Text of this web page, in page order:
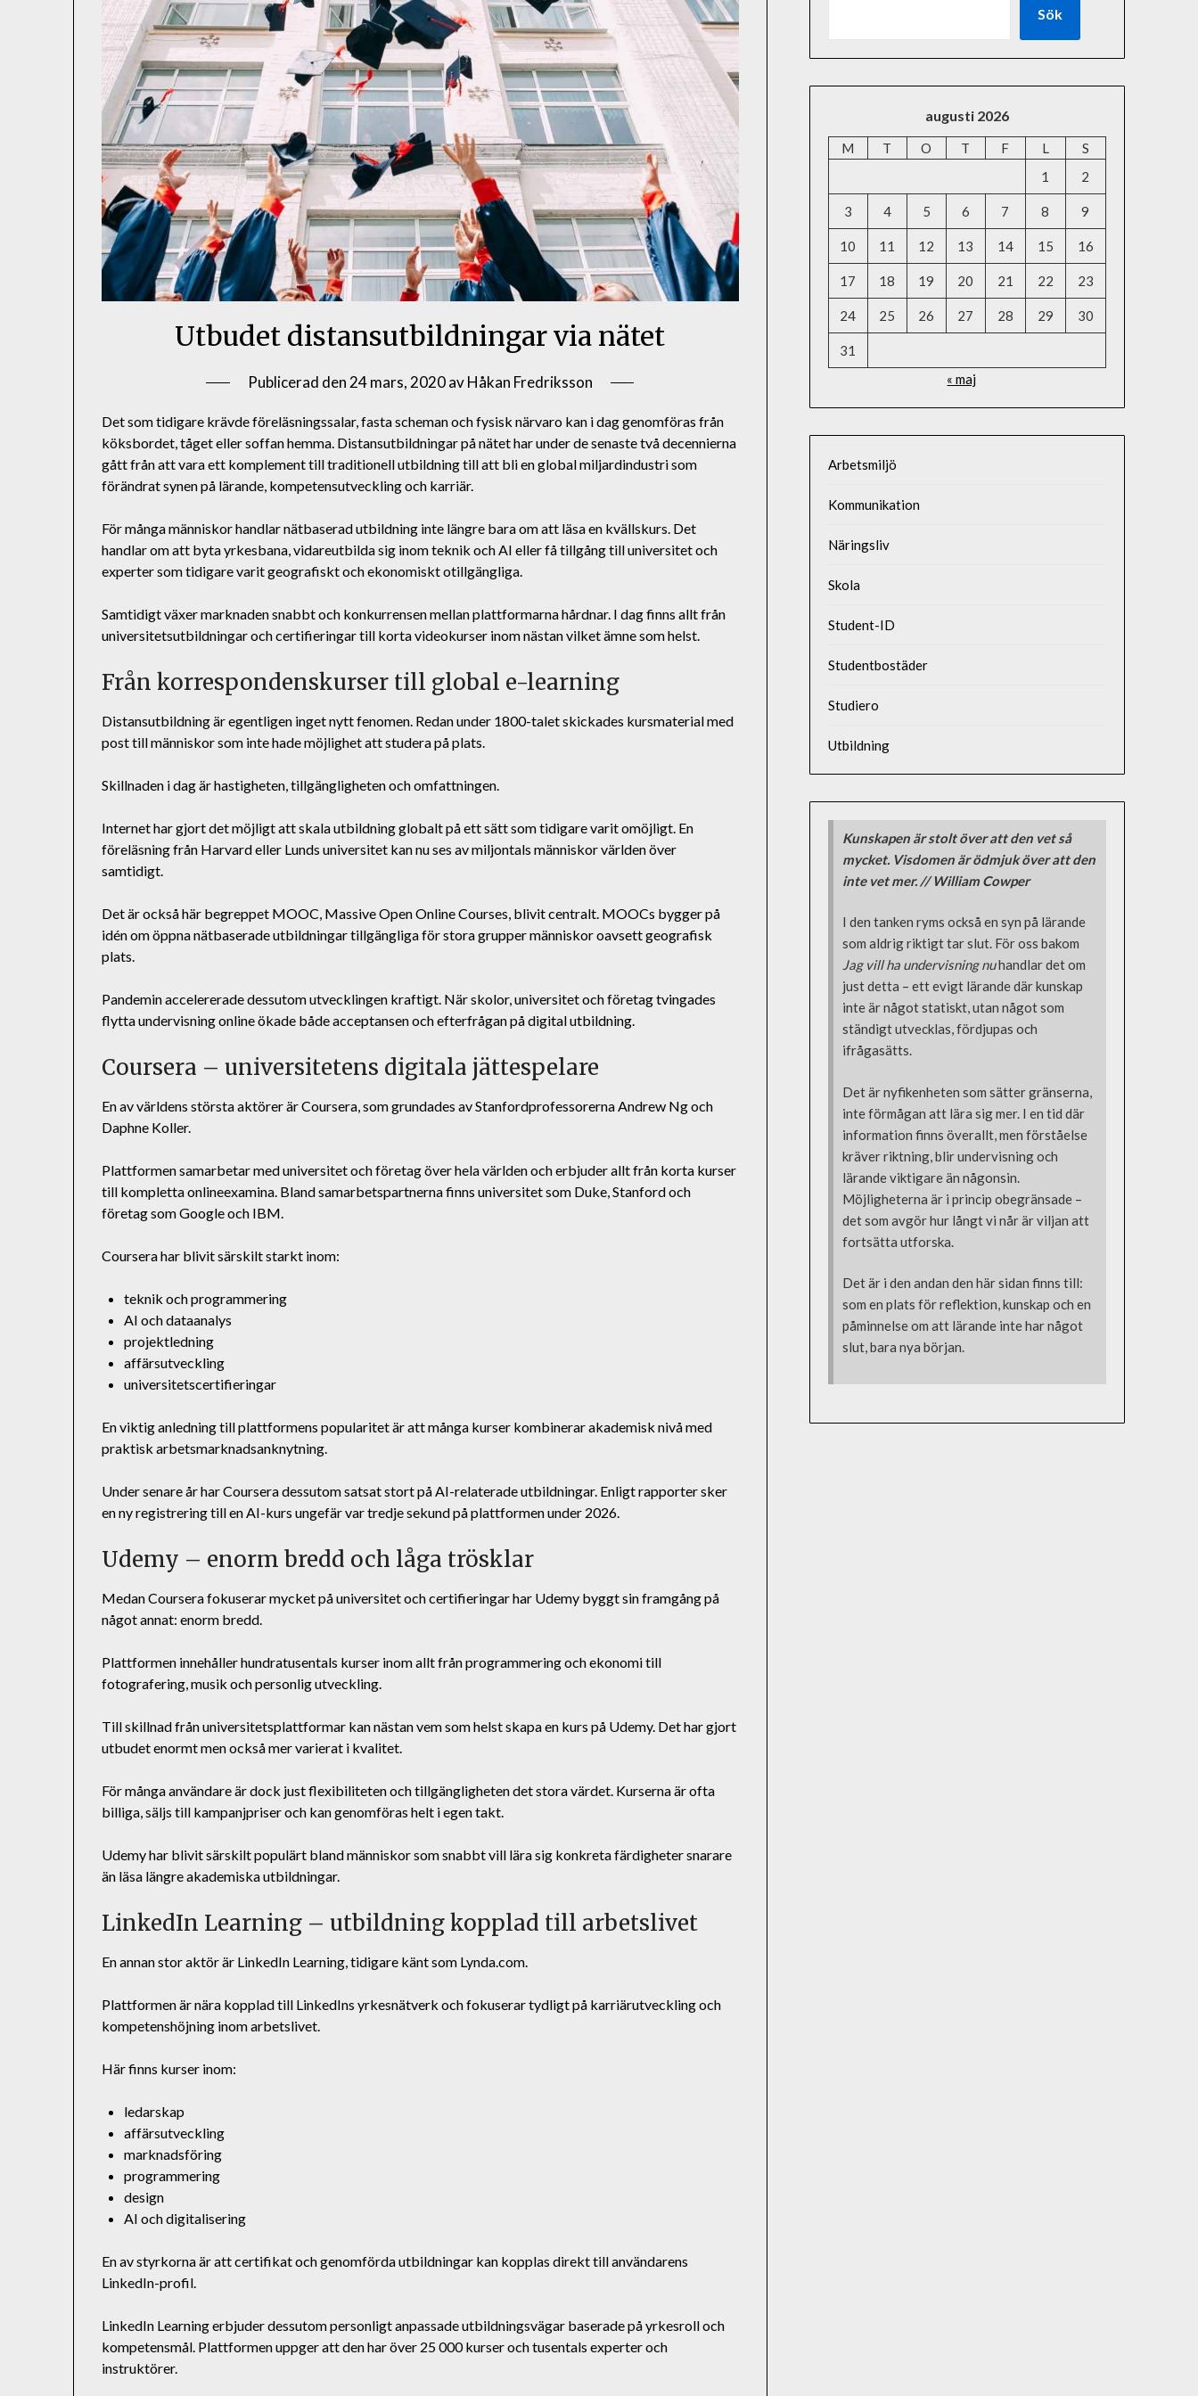
Utbudet distansutbildningar via nätet
Publicerad den24 mars, 2020avHåkan Fredriksson
Det som tidigare krävde föreläsningssalar, fasta scheman och fysisk närvaro kan i dag genomföras från
köksbordet, tåget eller soffan hemma. Distansutbildningar på nätet har under de senaste två decennierna
gått från att vara ett komplement till traditionell utbildning till att bli en global miljardindustri som
förändrat synen på lärande, kompetensutveckling och karriär.
För många människor handlar nätbaserad utbildning inte längre bara om att läsa en kvällskurs. Det
handlar om att byta yrkesbana, vidareutbilda sig inom teknik och AI eller få tillgång till universitet och
experter som tidigare varit geografiskt och ekonomiskt otillgängliga.
Samtidigt växer marknaden snabbt och konkurrensen mellan plattformarna hårdnar. I dag finns allt från
universitetsutbildningar och certifieringar till korta videokurser inom nästan vilket ämne som helst.
Från korrespondenskurser till global e-learning
Distansutbildning är egentligen inget nytt fenomen. Redan under 1800-talet skickades kursmaterial med
post till människor som inte hade möjlighet att studera på plats.
Skillnaden i dag är hastigheten, tillgängligheten och omfattningen.
Internet har gjort det möjligt att skala utbildning globalt på ett sätt som tidigare varit omöjligt. En
föreläsning från Harvard eller Lunds universitet kan nu ses av miljontals människor världen över
samtidigt.
Det är också här begreppet MOOC, Massive Open Online Courses, blivit centralt. MOOCs bygger på
idén om öppna nätbaserade utbildningar tillgängliga för stora grupper människor oavsett geografisk
plats.
Pandemin accelererade dessutom utvecklingen kraftigt. När skolor, universitet och företag tvingades
flytta undervisning online ökade både acceptansen och efterfrågan på digital utbildning.
Coursera – universitetens digitala jättespelare
En av världens största aktörer är Coursera, som grundades av Stanfordprofessorerna Andrew Ng och
Daphne Koller.
Plattformen samarbetar med universitet och företag över hela världen och erbjuder allt från korta kurser
till kompletta onlineexamina. Bland samarbetspartnerna finns universitet som Duke, Stanford och
företag som Google och IBM.
Coursera har blivit särskilt starkt inom:
teknik och programmering
AI och dataanalys
projektledning
affärsutveckling
universitetscertifieringar
En viktig anledning till plattformens popularitet är att många kurser kombinerar akademisk nivå med
praktisk arbetsmarknadsanknytning.
Under senare år har Coursera dessutom satsat stort på AI-relaterade utbildningar. Enligt rapporter sker
en ny registrering till en AI-kurs ungefär var tredje sekund på plattformen under 2026.
Udemy – enorm bredd och låga trösklar
Medan Coursera fokuserar mycket på universitet och certifieringar har Udemy byggt sin framgång på
något annat: enorm bredd.
Plattformen innehåller hundratusentals kurser inom allt från programmering och ekonomi till
fotografering, musik och personlig utveckling.
Till skillnad från universitetsplattformar kan nästan vem som helst skapa en kurs på Udemy. Det har gjort
utbudet enormt men också mer varierat i kvalitet.
För många användare är dock just flexibiliteten och tillgängligheten det stora värdet. Kurserna är ofta
billiga, säljs till kampanjpriser och kan genomföras helt i egen takt.
Udemy har blivit särskilt populärt bland människor som snabbt vill lära sig konkreta färdigheter snarare
än läsa längre akademiska utbildningar.
LinkedIn Learning – utbildning kopplad till arbetslivet
En annan stor aktör är LinkedIn Learning, tidigare känt som Lynda.com.
Plattformen är nära kopplad till LinkedIns yrkesnätverk och fokuserar tydligt på karriärutveckling och
kompetenshöjning inom arbetslivet.
Här finns kurser inom:
ledarskap
affärsutveckling
marknadsföring
programmering
design
AI och digitalisering
En av styrkorna är att certifikat och genomförda utbildningar kan kopplas direkt till användarens
LinkedIn-profil.
LinkedIn Learning erbjuder dessutom personligt anpassade utbildningsvägar baserade på yrkesroll och
kompetensmål. Plattformen uppger att den har över 25 000 kurser och tusentals experter och
instruktörer.
Sök
augusti 2026
M T O T F L
S
1
2
3 4 5 6 7 8 9
10 11 12 13 14 15 16
17 18 19 20 21 22 23
24 25 26 27 28 29 30
31
« maj
Arbetsmiljö
Kommunikation
Näringsliv
Skola
Student-ID
Studentbostäder
Studiero
Utbildning
Kunskapen är stolt över att den vet så
mycket. Visdomen är ödmjuk över att den
inte vet mer. // William Cowper
I den tanken ryms också en syn på lärande
som aldrig riktigt tar slut. För oss bakom
Jag vill ha undervisning nuhandlar det om
just detta – ett evigt lärande där kunskap
inte är något statiskt, utan något som
ständigt utvecklas, fördjupas och
ifrågasätts.
Det är nyfikenheten som sätter gränserna,
inte förmågan att lära sig mer. I en tid där
information finns överallt, men förståelse
kräver riktning, blir undervisning och
lärande viktigare än någonsin.
Möjligheterna är i princip obegränsade –
det som avgör hur långt vi når är viljan att
fortsätta utforska.
Det är i den andan den här sidan finns till:
som en plats för reflektion, kunskap och en
påminnelse om att lärande inte har något
slut, bara nya början.